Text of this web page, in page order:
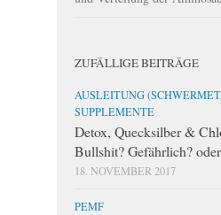
ZUFÄLLIGE BEITRÄGE
AUSLEITUNG
SUPPLEMENTE
Detox, Quecksilber &
Bullshit? Gefährlich?
18. NOVEMBER 2017
PEMF